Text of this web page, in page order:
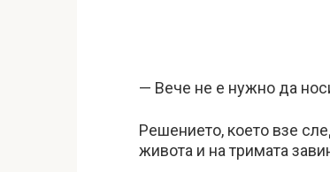
— Вече не е нужно да
Решението, което взе
живота и на тримата